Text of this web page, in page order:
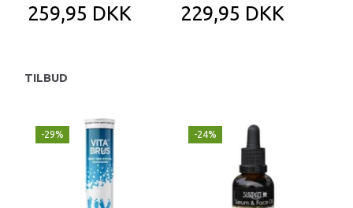
259,95 DKK 229,95 DKK
TILBUD
-29% -24%